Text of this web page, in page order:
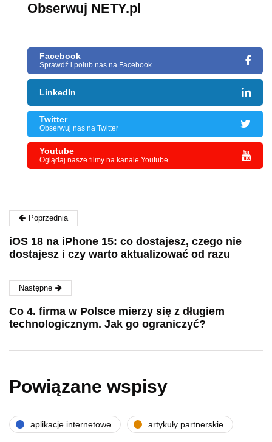
Obserwuj NETY.pl
Facebook
Sprawdź i polub nas na Facebook
LinkedIn
Twitter
Obserwuj nas na Twitter
Youtube
Oglądaj nasze filmy na kanale Youtube
Poprzednia
iOS 18 na iPhone 15: co dostajesz, czego nie
dostajesz i czy warto aktualizować od razu
Następne
Co 4. firma w Polsce mierzy się z długiem
technologicznym. Jak go ograniczyć?
Powiązane wspisy
aplikacje internetowe artykuły partnerskie